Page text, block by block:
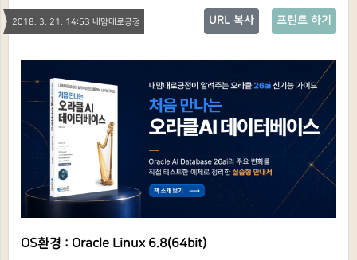
2018. 3. 21. 14:53 내맘대로긍정 프린트 하기
URL 복사
OS환경 : Oracle Linux 6.8(64bit)